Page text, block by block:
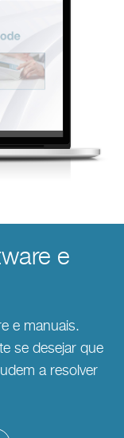
e
e manuais.
se desejar que
a resolver